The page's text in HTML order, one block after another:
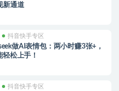
新通道
抖音快手专区
做AI表情包：两小时赚3张+，
轻松上手！
抖音快手专区